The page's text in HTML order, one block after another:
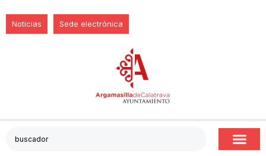
Noticias Sede electrónica